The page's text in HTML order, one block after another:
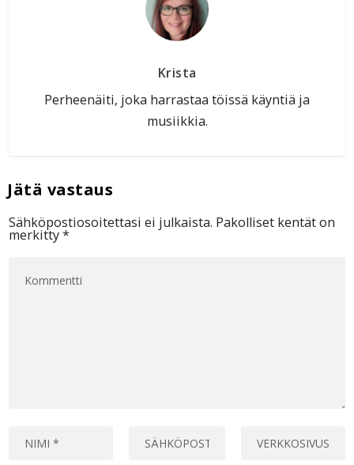
Krista
Perheenäiti, joka harrastaa töissä käyntiä ja
musiikkia.
Sähköpostiosoitettasi ei julkaista. Pakolliset kentät on
merkitty*